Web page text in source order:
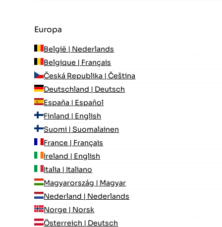
Europa
België | Nederlands
Belgique | Français
Česká Republika | Čeština
Deutschland | Deutsch
España | Español
Finland | English
Suomi | Suomalainen
France | Français
Ireland | English
Italia | Italiano
Magyarország | Magyar
Nederland | Nederlands
Norge | Norsk
Österreich | Deutsch